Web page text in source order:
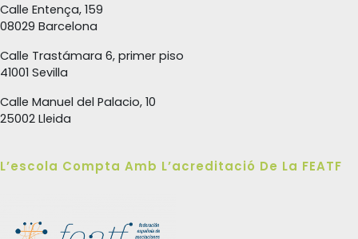
Calle Entença, 159
08029 Barcelona
Calle Trastámara 6, primer piso
41001 Sevilla
Calle Manuel del Palacio, 10
25002 Lleida
L’escola Compta Amb L’acreditació De La FEATF